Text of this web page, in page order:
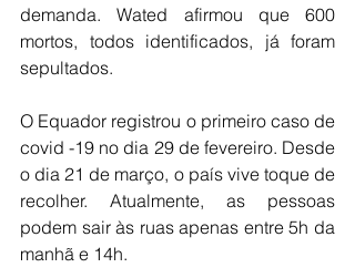
demanda. Wated afirmou que 600
mortos, todos identificados, já foram
sepultados.
O Equador registrou o primeiro caso de
covid -19 no dia 29 de fevereiro. Desde
o dia 21 de março, o país vive toque de
recolher. Atualmente, as pessoas
podem sair às ruas apenas entre 5h da
manhã e 14h.